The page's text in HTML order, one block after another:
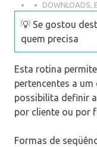
DOWNLOADS,
💡 Se gostou
quem precisa
Esta rotina
pertencentes a
possibilita definir
por cliente ou por
Formas de